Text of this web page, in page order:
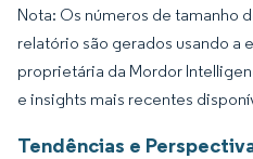
Nota: Os números de tamanho
relatório são gerados usando a
proprietária da Mordor
e insights mais recentes
Tendências e